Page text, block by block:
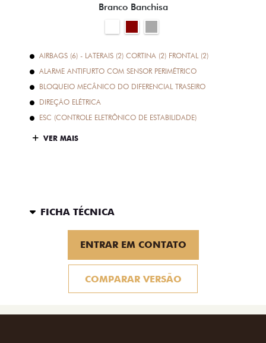
Branco Banchisa
AIRBAGS (6) - LATERAIS (2) CORTINA (2) FRONTAL (2)
ALARME ANTIFURTO COM SENSOR PERIMÉTRICO
BLOQUEIO MECÂNICO DO DIFERENCIAL TRASEIRO
DIREÇÃO ELÉTRICA
ESC (CONTROLE ELETRÔNICO DE ESTABILIDADE)
VER MAIS
FICHA TÉCNICA
ENTRAR EM CONTATO
COMPARAR VERSÃO